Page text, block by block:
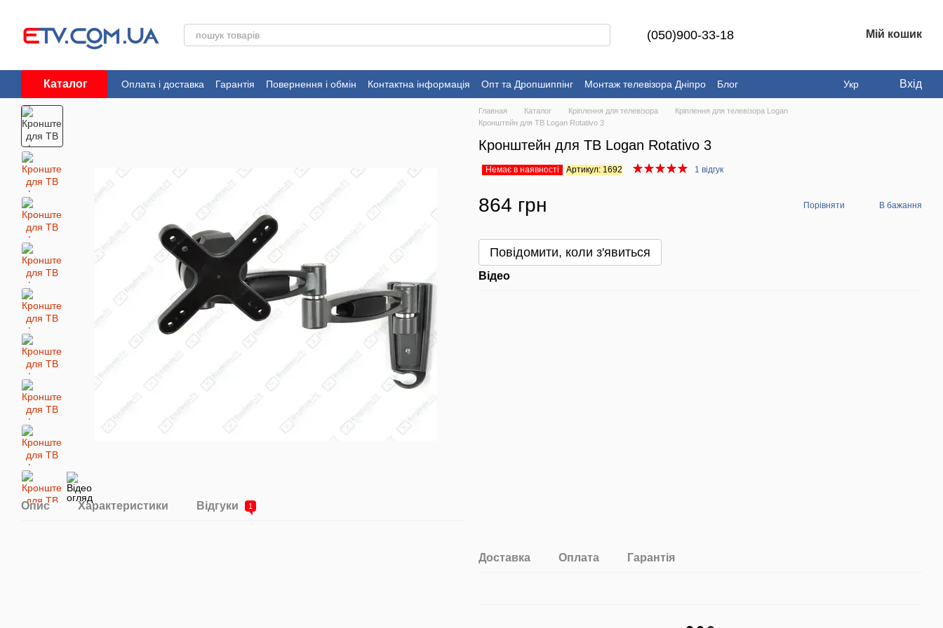
(050)900-33-18 Мій кошик
Каталог Оплата і доставка Гарантія Повернення і обмін Контактна інформація Опт та Дропшиппінг Монтаж телевізора Дніпро
Блог
Угода користувача
Укр Вхід
Опис Характеристики Відгуки 1
Главная Каталог Кріплення для телевізора
Кріплення для телевізора Logan
Кронштейн для ТВ Logan Rotativo 3
Кронштейн для ТВ Logan Rotativo 3
Немає в наявності Артикул: 1692 1 відгук
864 грн Порівняти В бажання
Повідомити, коли з'явиться
Відео
Доставка Оплата Гарантія